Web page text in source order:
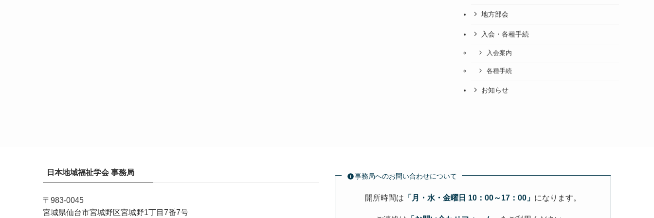
地方部会
入会・各種手続
入会案内
各種手続
お知らせ
日本地域福祉学会 事務局
〒983-0045
宮城県仙台市宮城野区宮城野1丁目7番7号
事務局へのお問い合わせについて
開所時間は 「月・水・金曜日 10：00～17：00」 になります。